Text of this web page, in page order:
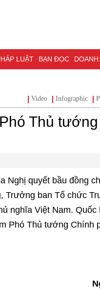
LUẬT BẠN ĐỌC
QUYẾT 57
HỘI ĐẠI BIỂU TOÀN QUỐC
NAI
Video Infographic
Thủ
Nghị quyết bầu đồng
Trưởng ban Tổ chức
nghĩa Việt Nam. Quốc
Phó Thủ tướng Chính